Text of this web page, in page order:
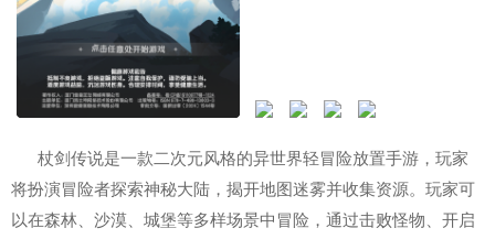
杖剑传说是一款二次元风格的异世界轻冒险放置手游，玩家
将扮演冒险者探索神秘大陆，揭开地图迷雾并收集资源。玩家可
以在森林、沙漠、城堡等多样场景中冒险，通过击败怪物、开启